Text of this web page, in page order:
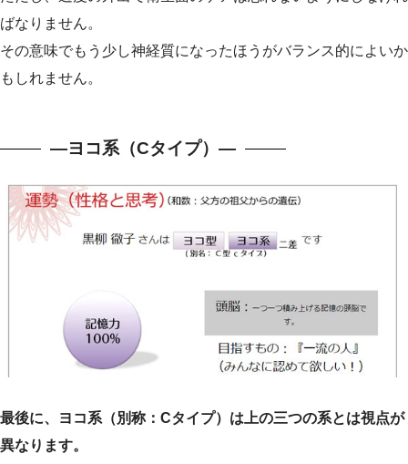
ばなりません。
その意味でもう少し神経質になったほうがバランス的によいか
もしれません。
—ヨコ系（Cタイプ）—
最後に、ヨコ系（別称：Cタイプ）は上の三つの系とは視点が
異なります。